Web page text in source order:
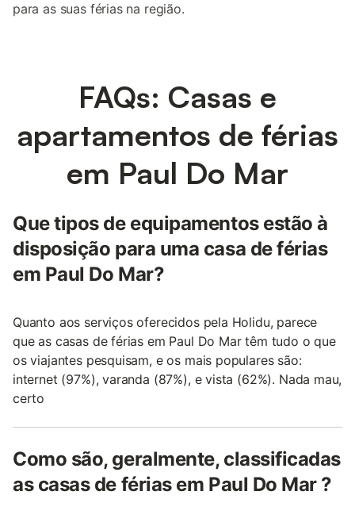
para as suas férias na região.
FAQs: Casas e
apartamentos de férias
em Paul Do Mar
Que tipos de equipamentos estão à
disposição para uma casa de férias
em Paul Do Mar?
Quanto aos serviços oferecidos pela Holidu, parece
que as casas de férias em Paul Do Mar têm tudo o que
os viajantes pesquisam, e os mais populares são:
internet (97%), varanda (87%), e vista (62%). Nada mau,
certo
Como são, geralmente, classificadas
as casas de férias em Paul Do Mar ?